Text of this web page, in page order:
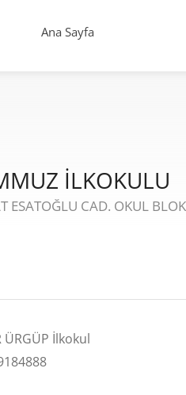
Ana Sayfa
İLKOKULU
ESATOĞLU CAD. OKUL
ÜRGÜP İlkokul